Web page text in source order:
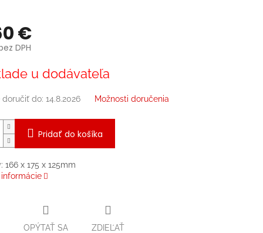
€
DPH
u dodávateľa
doručiť do: 14.8.2026 Možnosti doručenia
Pridať do košíka
166 x 175 x 125mm
OPÝTAŤ SA ZDIEĽAŤ